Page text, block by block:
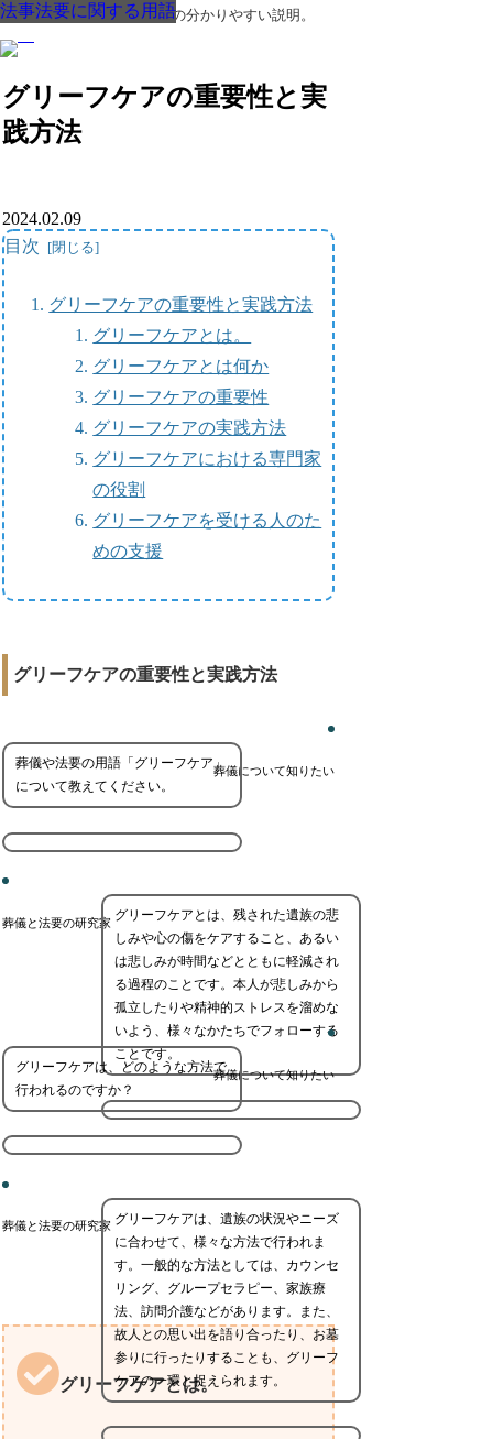
葬儀・葬式・法要についての分かりやすい説明。
グリーフケアの重要性と実
践方法
法事法要に関する用語
2024.02.09
目次
グリーフケアの重要性と実践方法
グリーフケアとは。
グリーフケアとは何か
グリーフケアの重要性
グリーフケアの実践方法
グリーフケアにおける専門家
の役割
グリーフケアを受ける人のた
めの支援
グリーフケアの重要性と実践方法
葬儀について知りたい
葬儀や法要の用語「グリーフケア」
について教えてください。
葬儀と法要の研究家 グリーフケアとは、残された遺族の悲
しみや心の傷をケアすること、あるい
は悲しみが時間などとともに軽減され
る過程のことです。本人が悲しみから
孤立したりや精神的ストレスを溜めな
いよう、様々なかたちでフォローする
ことです。
葬儀について知りたい
グリーフケアは、どのような方法で
行われるのですか？
葬儀と法要の研究家 グリーフケアは、遺族の状況やニーズ
に合わせて、様々な方法で行われま
す。一般的な方法としては、カウンセ
リング、グループセラピー、家族療
法、訪問介護などがあります。また、
故人との思い出を語り合ったり、お墓
参りに行ったりすることも、グリーフ
ケアの一環と捉えられます。
グリーフケアとは。
法事法要に関する用語
法事法要に関する用語
法事法要に関する用語
法事法要に関する用語
法事法要に関する用語
法事法要に関する用語